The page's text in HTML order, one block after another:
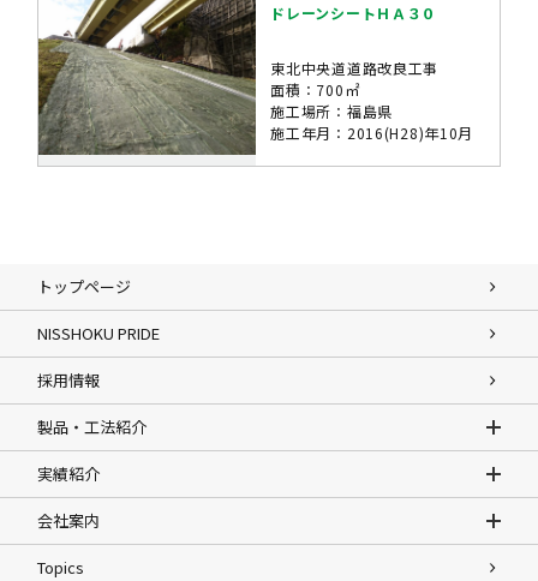
ドレーンシートＨＡ３０
東北中央道道路改良工事
面積：700㎡
施工場所：福島県
施工年月：2016(H28)年10月
トップページ
NISSHOKU PRIDE
採用情報
製品・工法紹介
実績紹介
会社案内
Topics